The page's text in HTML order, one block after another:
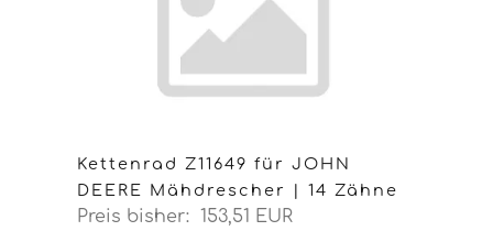
Kettenrad Z11649 für JOHN
DEERE Mähdrescher | 14 Zähne
Preis bisher: 153,51 EUR